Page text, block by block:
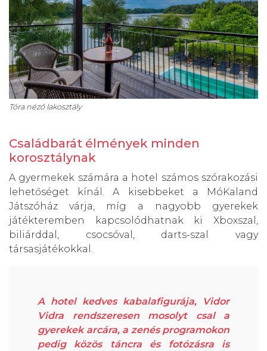
Tóra néző lakosztály
Családbarát élmények minden
korosztálynak
A gyermekek számára a hotel számos szórakozási
lehetőséget kínál. A kisebbeket a MóKaland
Játszóház várja, míg a nagyobb gyerekek
játékteremben kapcsolódhatnak ki Xboxszal,
biliárddal, csocsóval, darts-szal vagy
társasjátékokkal.
A hotel kedves kabalafigurája, Vidor
Vidra rendszeresen mosolyt csal a
gyerekek arcára, a zenés programokon
pedig közös táncra és fotózásra is